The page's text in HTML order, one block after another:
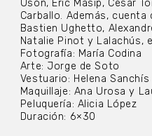
Usón, Eric Masip, César
Carballo. Además,
Bastien Ughetto,
Natalie Pinot y Lalachús,
Fotografía: María Codina
Arte: Jorge de Soto
Vestuario: Helena Sanchís
Maquillaje: Ana Urosa y
Peluquería: Alicia López
Duración: 6×30